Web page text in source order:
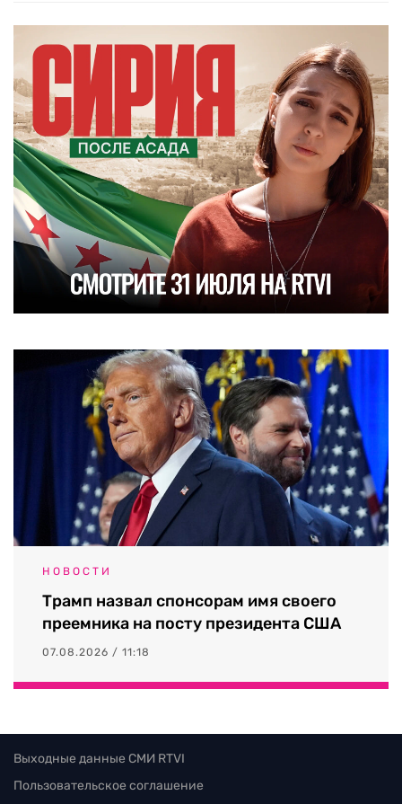
НОВОСТИ
Трамп назвал спонсорам имя своего
преемника на посту президента США
07.08.2026 / 11:18
Выходные данные СМИ RTVI
Пользовательское соглашение